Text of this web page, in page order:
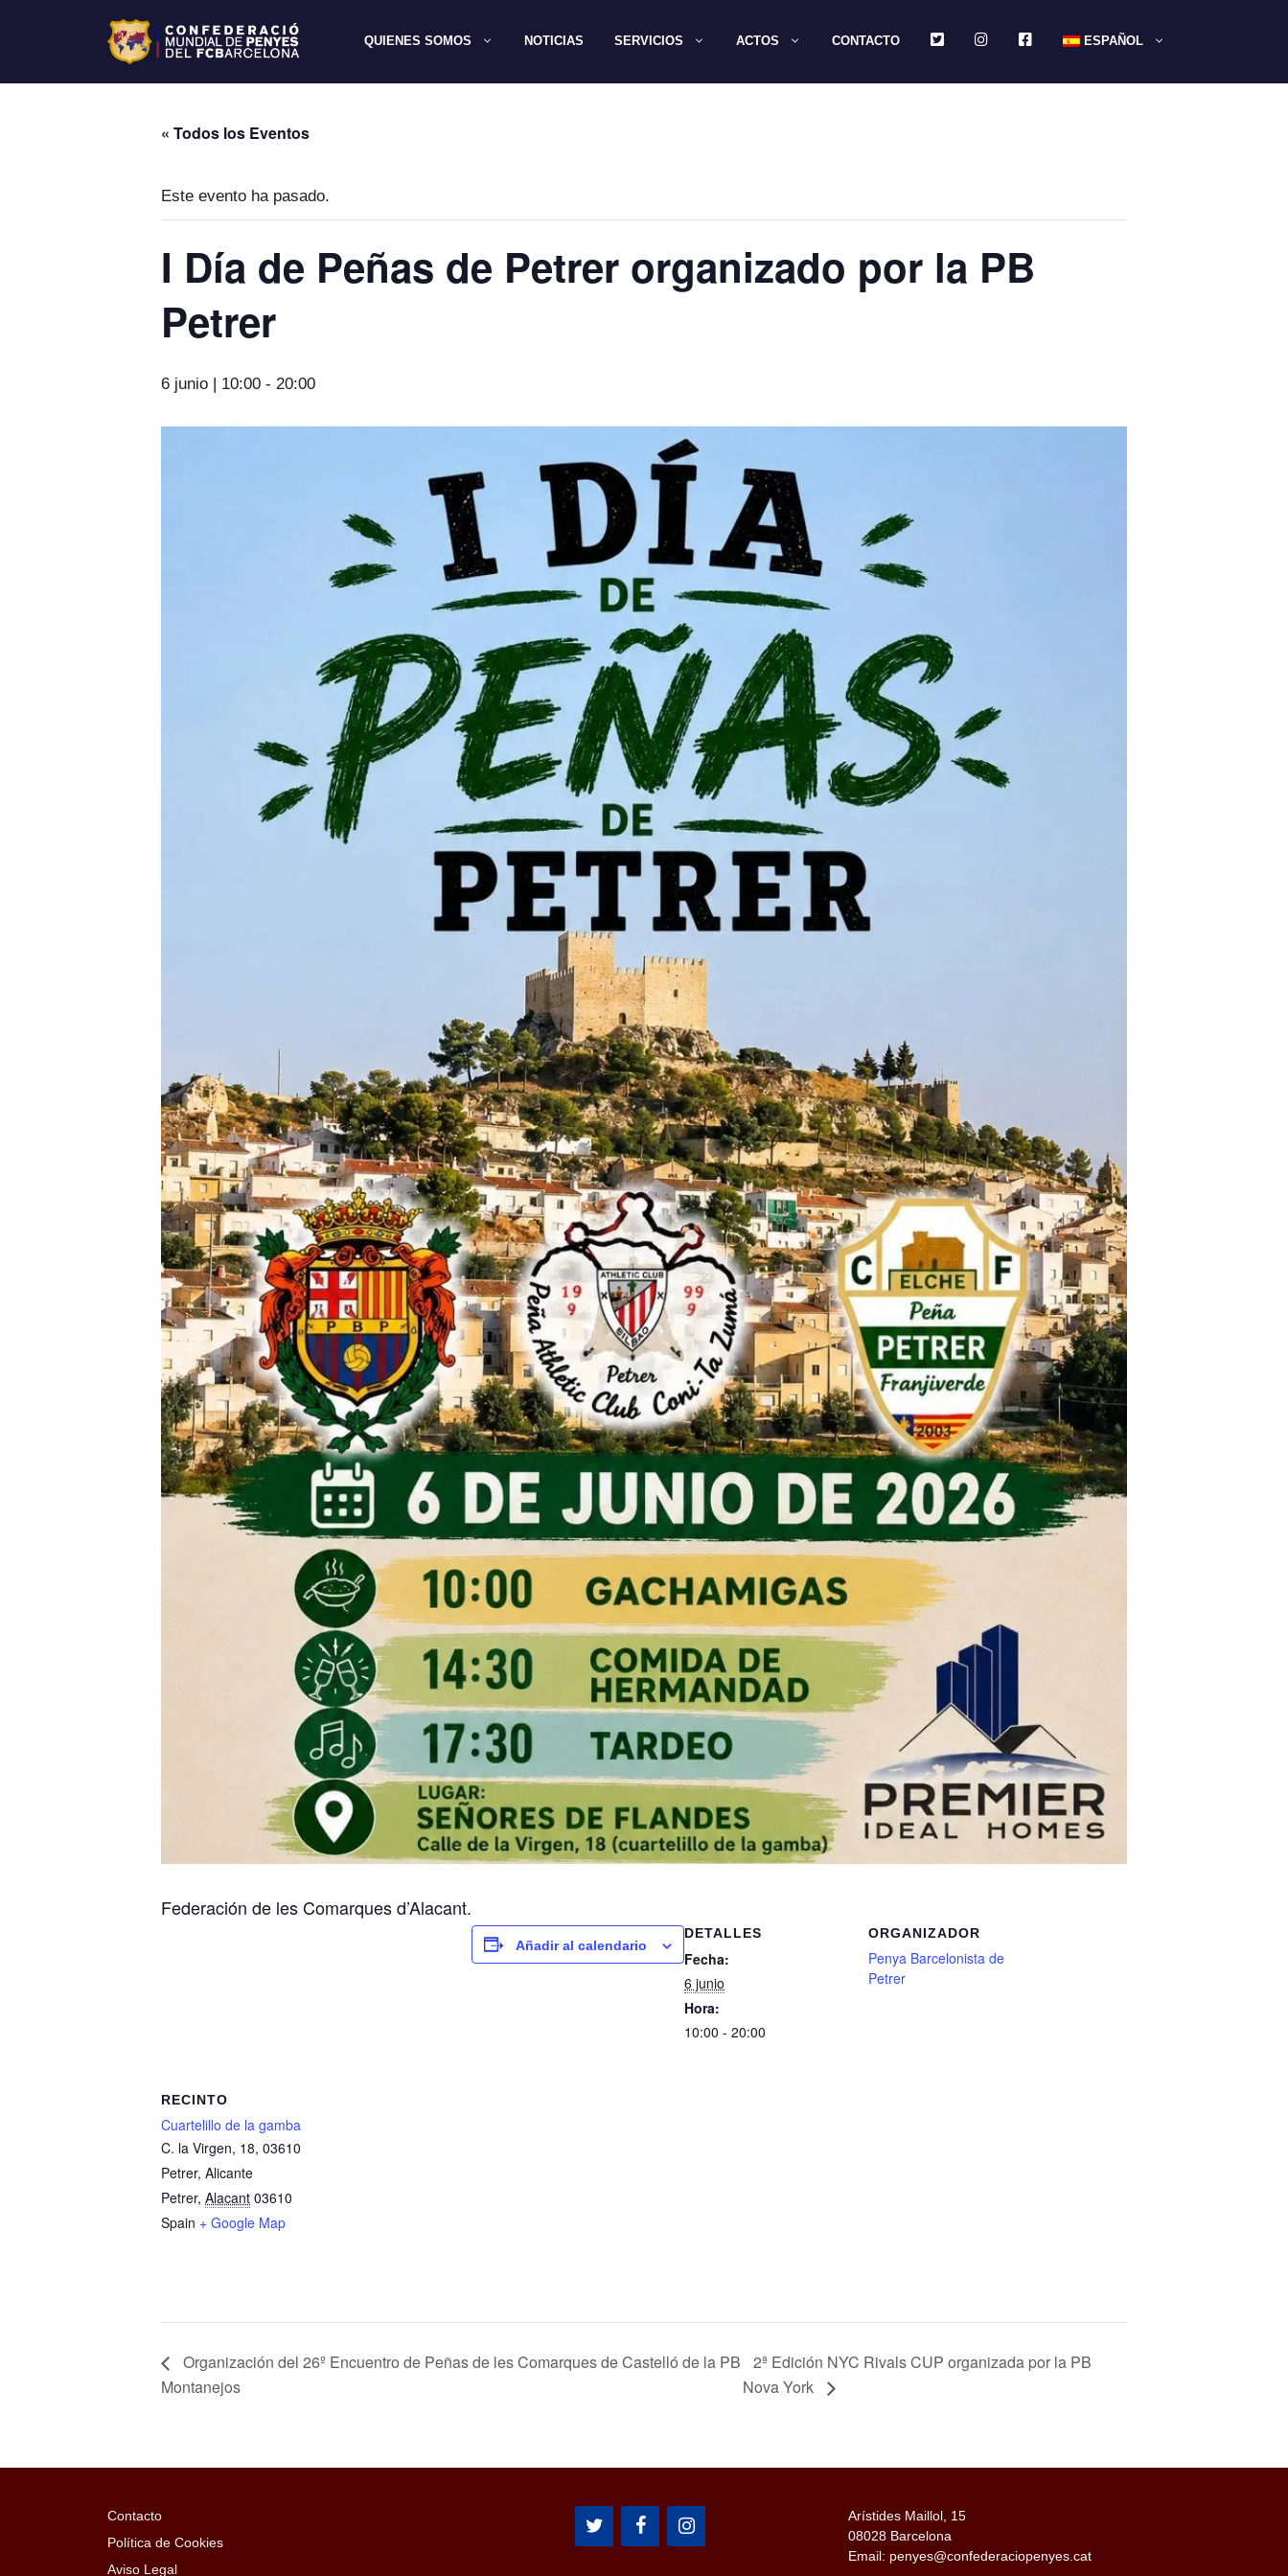
QUIENES SOMOS NOTICIAS SERVICIOS ACTOS CONTACTO TWITTERINSTAGRAMFACEBOOKESPAÑOL
« Todos los Eventos
Este evento ha pasado.
I Día de Peñas de Petrer organizado por la PB
Petrer
6 junio | 10:00 - 20:00
Federación de les Comarques d’Alacant.
Añadir al calendario
DETALLES
Fecha:
6 junio
Hora:
10:00 - 20:00
ORGANIZADOR
Penya Barcelonista de
Petrer
RECINTO
Cuartelillo de la gamba
C. la Virgen, 18, 03610
Petrer, Alicante
Petrer, Alacant 03610
Spain + Google Map
Organización del 26º Encuentro de Peñas de les Comarques de Castelló de la PB
Montanejos
2ª Edición NYC Rivals CUP organizada por la PB
Nova York
Contacto
Política de Cookies
Aviso Legal
Arístides Maillol, 15
08028 Barcelona
Email: penyes@confederaciopenyes.cat